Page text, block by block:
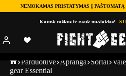
NEMOKAMAS PRISTATYMAS Į
Kaupk taškus ir gauk nuolaidas!
Parduotuve Apranga Šortai
gear Essential